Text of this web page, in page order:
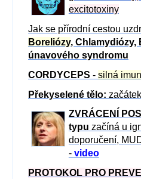
excitotoxiny
Jak se přírodní cestou
Boreliózy, Chlamydiózy,
únavového syndromu
CORDYCEPS - silná
Překyselené tělo:
ZVRÁCE NÍ
typu začíná u
doporučení,
- video
PROTOKOL PRO